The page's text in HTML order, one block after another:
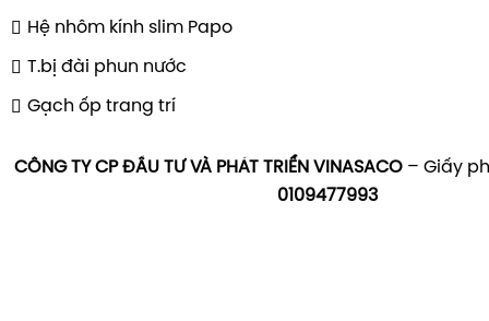
Hệ nhôm kính slim Papo
T.bị đài phun nước
Gạch ốp trang trí
CÔNG TY CP ĐẦU TƯ VÀ PHÁT TRIỂN VINASACO – Giấy
0109477993